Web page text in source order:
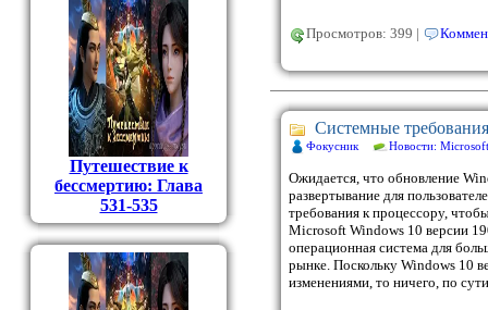
Путешествие к
бессмертию: Глава
531-535
Просмотров: 399 |
Системные
Фокусник Новости: Microsoft
Ожидается, что обновление
развертывание для
требования к процессору,
Microsoft Windows 10 версии
операционная система для
рынке. Поскольку Windows 10
изменениями, то ничего, по